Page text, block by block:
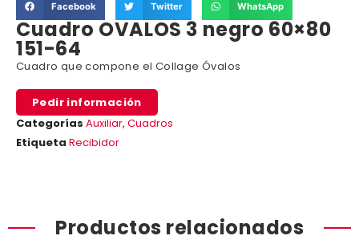
Facebook Twitter WhatsApp
Cuadro OVALOS 3 negro 60×80
151-64
Cuadro que compone el Collage Óvalos
Pedir información
Categorías Auxiliar, Cuadros
Etiqueta Recibidor
Productos relacionados